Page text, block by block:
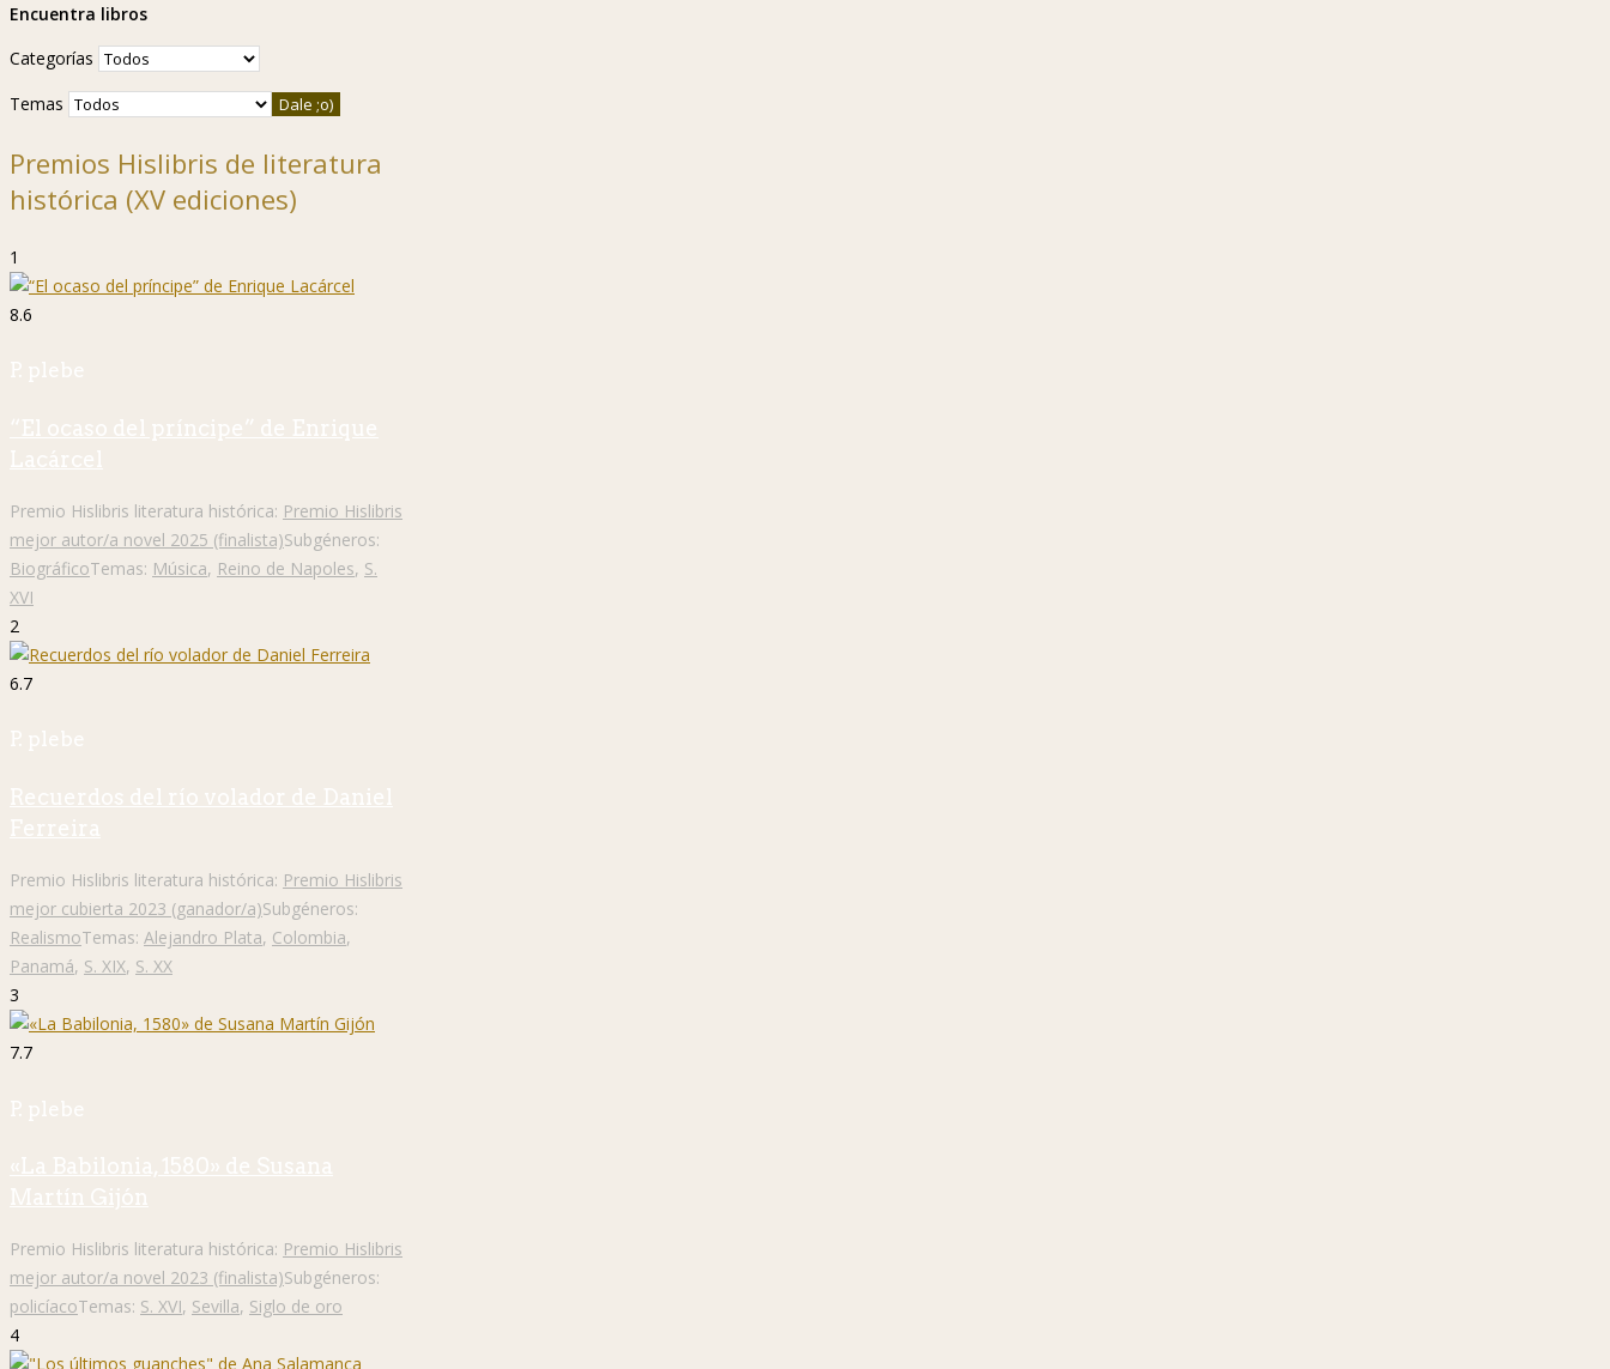
Encuentra libros
Categorías
Temas
Premios Hislibris de literatura
histórica (XV ediciones)
1
8.6
P. plebe
“El ocaso del príncipe” de Enrique
Lacárcel
Premio Hislibris literatura histórica: Premio Hislibris
mejor autor/a novel 2025 (finalista)Subgéneros:
BiográficoTemas: Música, Reino de Napoles, S.
XVI
2
6.7
P. plebe
Recuerdos del río volador de Daniel
Ferreira
Premio Hislibris literatura histórica: Premio Hislibris
mejor cubierta 2023 (ganador/a)Subgéneros:
RealismoTemas: Alejandro Plata, Colombia,
Panamá, S. XIX, S. XX
3
7.7
P. plebe
«La Babilonia, 1580» de Susana
Martín Gijón
Premio Hislibris literatura histórica: Premio Hislibris
mejor autor/a novel 2023 (finalista)Subgéneros:
policíacoTemas: S. XVI, Sevilla, Siglo de oro
4